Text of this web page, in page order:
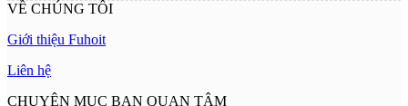
VỀ CHÚNG TÔI
Giới thiệu Fuhoit
Liên hệ
CHUYÊN MỤC BẠN QUAN TÂM